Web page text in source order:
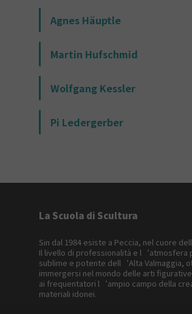
Agnes Häuptle
Martin Hufschmid
Wolfgang Kessler
Pi Ledergerber
La Scuola di Scultura
Sin dal 1984 esiste a Peccia, nel cuore
Il livello di professionalità e l‘atmosfera
sublime e potente dell‘Alta Valmaggia,
immergersi nel mondo delle arti
ai frequentatori l‘ampio campo della
materiali idonei.